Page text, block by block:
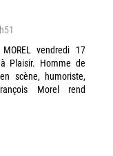
vendredi 17
Plaisir. Homme de
scène, humoriste,
Morel rend